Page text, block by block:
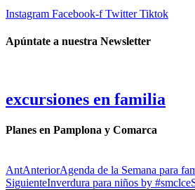
Instagram Facebook-f Twitter Tiktok
Apúntate a nuestra Newsletter
excursiones en familia
Planes en Pamplona y Comarca
AntAnteriorAgenda de la Semana para
SiguienteInverdura para niños by #smclce